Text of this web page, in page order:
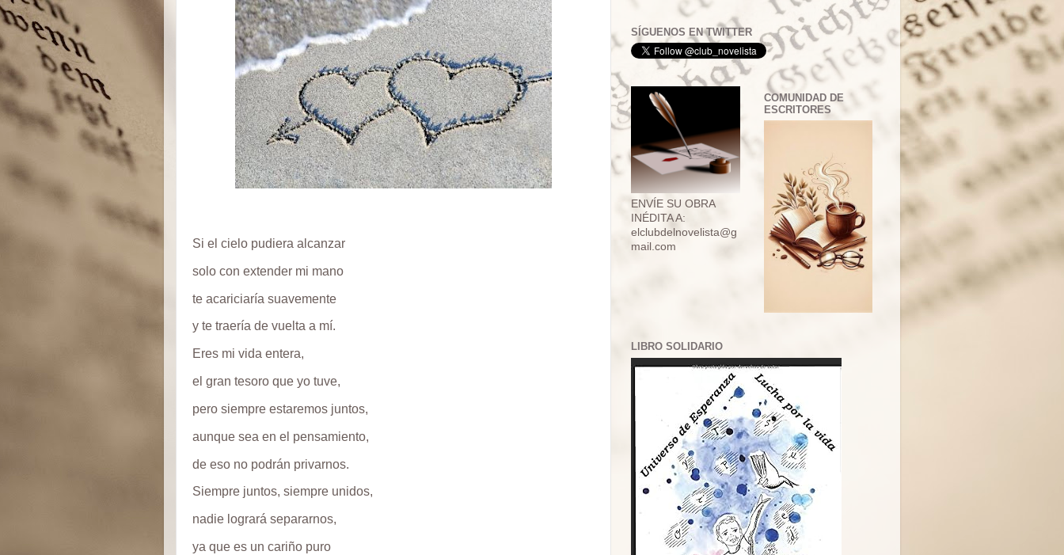
Si el cielo pudiera alcanzar
solo con extender mi mano
te acariciaría suavemente
y te traería de vuelta a mí.
Eres mi vida entera,
el gran tesoro que yo tuve,
pero siempre estaremos juntos,
aunque sea en el pensamiento,
de eso no podrán privarnos.
Siempre juntos, siempre unidos,
nadie logrará separarnos,
ya que es un cariño puro
SÍGUENOS EN TWITTER
ENVÍE SU OBRA
INÉDITA A:
elclubdelnovelista@g
mail.com
COMUNIDAD DE
ESCRITORES
LIBRO SOLIDARIO